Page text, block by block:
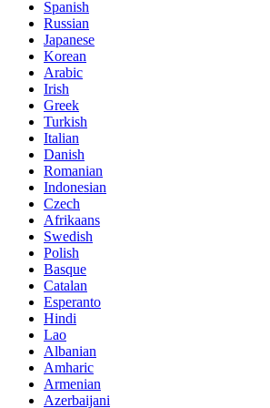
Spanish
Russian
Japanese
Korean
Arabic
Irish
Greek
Turkish
Italian
Danish
Romanian
Indonesian
Czech
Afrikaans
Swedish
Polish
Basque
Catalan
Esperanto
Hindi
Lao
Albanian
Amharic
Armenian
Azerbaijani